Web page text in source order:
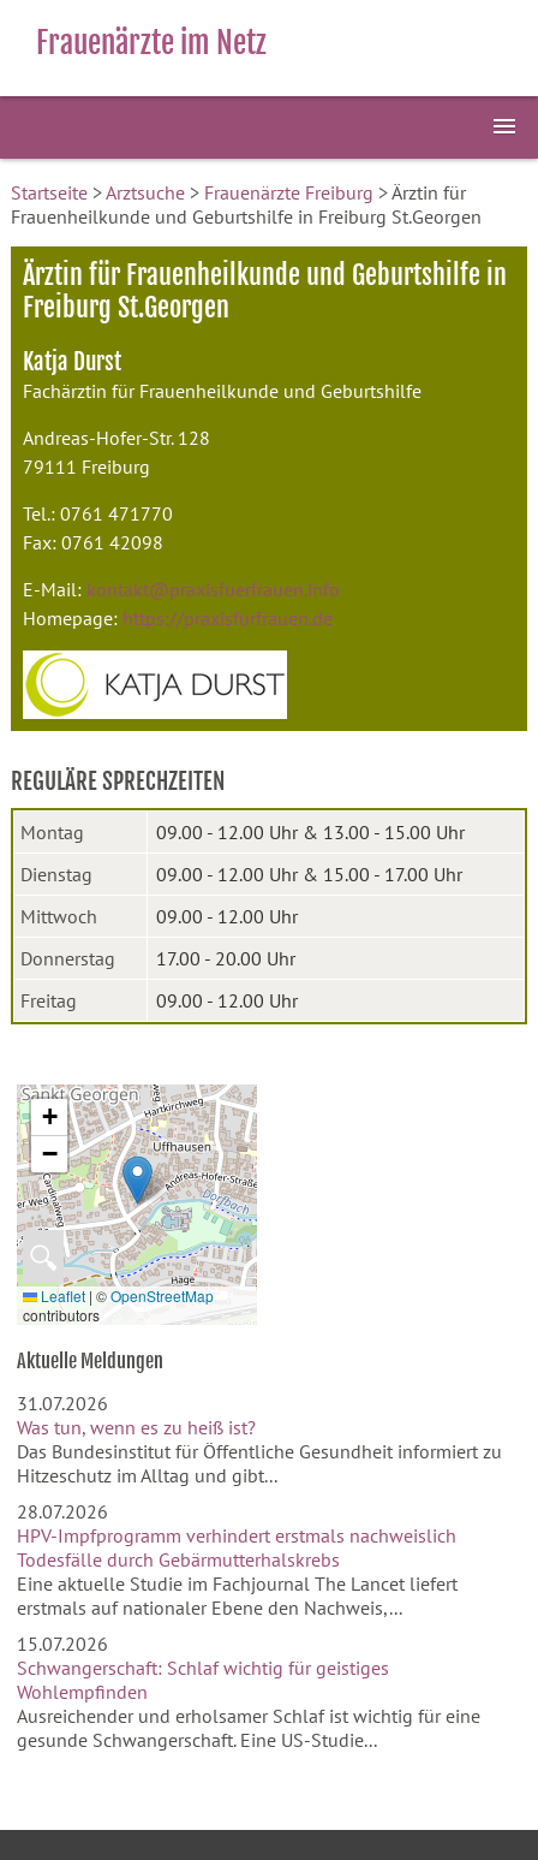
Frauenärzte im Netz
Startseite>Arztsuche> Frauenärzte Freiburg > Ärztin für
Frauenheilkunde und Geburtshilfe in Freiburg St.Georgen
Ärztin für Frauenheilkunde und Geburtshilfe in
Freiburg St.Georgen
Katja Durst
Fachärztin für Frauenheilkunde und Geburtshilfe
Andreas-Hofer-Str. 128
79111 Freiburg
Tel.: 0761 471770
Fax: 0761 42098
E-Mail: kontakt@praxisfuerfrauen.info
Homepage: https://praxisfürfrauen.de
REGULÄRE SPRECHZEITEN
Montag
09.00 - 12.00 Uhr & 13.00 - 15.00 Uhr
Dienstag
09.00 - 12.00 Uhr & 15.00 - 17.00 Uhr
Mittwoch
09.00 - 12.00 Uhr
Donnerstag
17.00 - 20.00 Uhr
Freitag
09.00 - 12.00 Uhr
🔍
+
−
Leaflet | ©OpenStreetMap
contributors
Aktuelle Meldungen
31.07.2026
Was tun, wenn es zu heiß ist?
Das Bundesinstitut für Öffentliche Gesundheit informiert zu
Hitzeschutz im Alltag und gibt...
28.07.2026
HPV-Impfprogramm verhindert erstmals nachweislich
Todesfälle durch Gebärmutterhalskrebs
Eine aktuelle Studie im Fachjournal The Lancet liefert
erstmals auf nationaler Ebene den Nachweis,...
15.07.2026
Schwangerschaft: Schlaf wichtig für geistiges
Wohlempfinden
Ausreichender und erholsamer Schlaf ist wichtig für eine
gesunde Schwangerschaft. Eine US-Studie...